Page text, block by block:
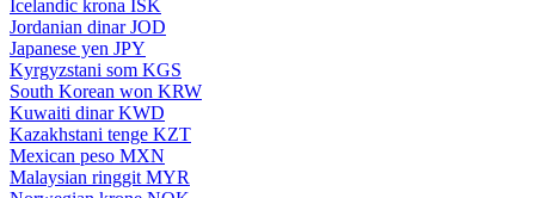
Icelandic krona ISK
Jordanian dinar JOD
Japanese yen JPY
Kyrgyzstani som KGS
South Korean won KRW
Kuwaiti dinar KWD
Kazakhstani tenge KZT
Mexican peso MXN
Malaysian ringgit MYR